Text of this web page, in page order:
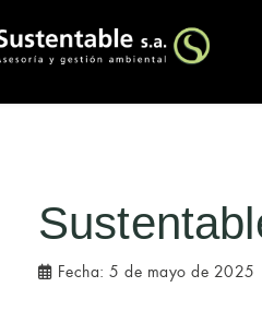
Fecha:5 de mayo de 2025